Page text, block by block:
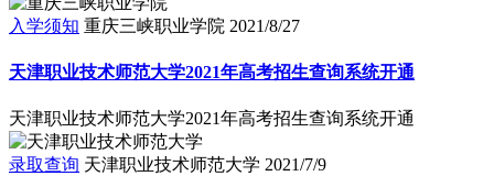
入学须知 重庆三峡职业学院 2021/8/27
天津职业技术师范大学2021年高考招生查询系统开通
天津职业技术师范大学2021年高考招生查询系统开通
录取查询 天津职业技术师范大学 2021/7/9